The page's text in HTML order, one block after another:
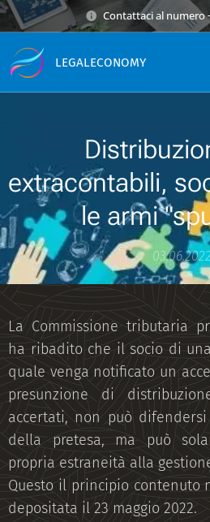
Contattaci al numero
LEGALECONOMY
extracontabili,
le armi
03.06.2022
La Commissione tributaria
ha ribadito che il socio di
quale venga notificato un
presunzione di
accertati, non può
della pretesa, ma può
propria estraneità alla
Questo il principio contenuto
depositata il 23 maggio 2022.